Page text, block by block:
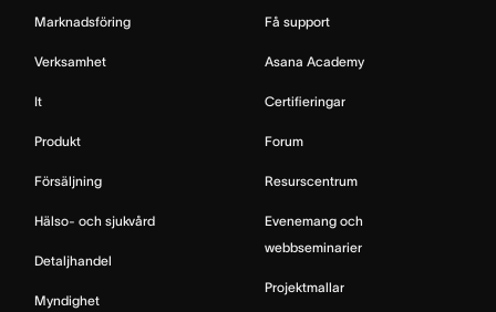
Marknadsföring
Verksamhet
It
Produkt
Försäljning
Hälso- och sjukvård
Detaljhandel
Myndighet
Få support
Asana Academy
Certifieringar
Forum
Resurscentrum
Evenemang och
webbseminarier
Projektmallar